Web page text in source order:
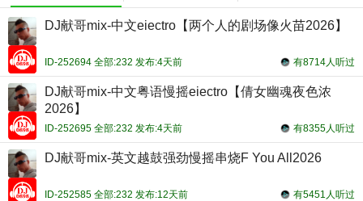
DJ献哥mix-中文eiectro【两个人的剧场像火苗2026】
有8714人听过
ID-252694 全部:232 发布:4天前
DJ献哥mix-中文粤语慢摇eiectro【倩女幽魂夜色浓
2026】
有8355人听过
ID-252695 全部:232 发布:4天前
DJ献哥mix-英文越鼓强劲慢摇串烧F You All2026
有5451人听过
ID-252585 全部:232 发布:12天前